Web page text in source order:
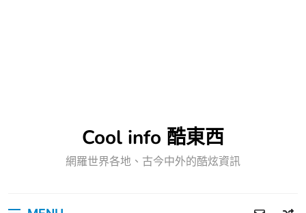
Cool info 酷東西
網羅世界各地、古今中外的酷炫資訊